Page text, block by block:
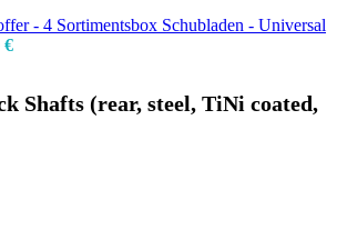
- 4 Sortimentsbox Schubladen - Universal
€
Shafts (rear, steel, TiNi coated,